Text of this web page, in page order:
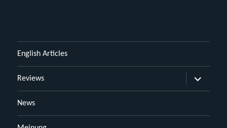
English Articles
Reviews
öffnen
News